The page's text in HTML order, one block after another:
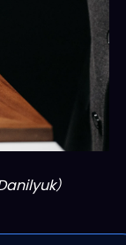
）